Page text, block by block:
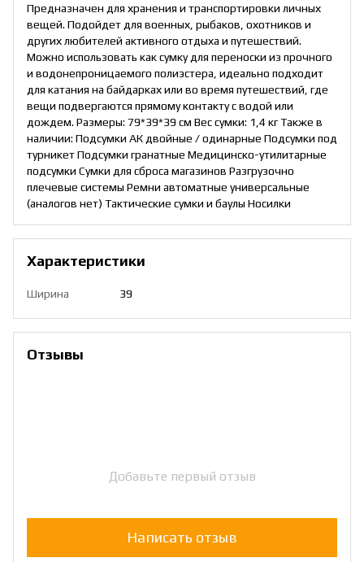
Предназначен для хранения и транспортировки личных
вещей. Подойдет для военных, рыбаков, охотников и
других любителей активного отдыха и путешествий.
Можно использовать как сумку для переноски из прочного
и водонепроницаемого полиэстера, идеально подходит
для катания на байдарках или во время путешествий, где
вещи подвергаются прямому контакту с водой или
дождем. Размеры: 79*39*39 см Вес сумки: 1,4 кг Также в
наличии: Подсумки АК двойные / одинарные Подсумки под
турникет Подсумки гранатные Медицинско-утилитарные
подсумки Сумки для сброса магазинов Разгрузочно
плечевые системы Ремни автоматные универсальные
(аналогов нет) Тактические сумки и баулы Носилки
Характеристики
Ширина 39
Отзывы
Добавьте первый отзыв
Написать отзыв